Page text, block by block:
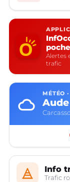
poche
Alertes
trafic
MÉTÉO
Aude
Info
Trafic